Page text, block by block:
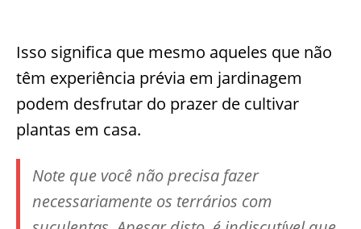
Isso significa que mesmo aqueles que não
têm experiência prévia em jardinagem
podem desfrutar do prazer de cultivar
plantas em casa.
Note que você não precisa fazer
necessariamente os terrários com